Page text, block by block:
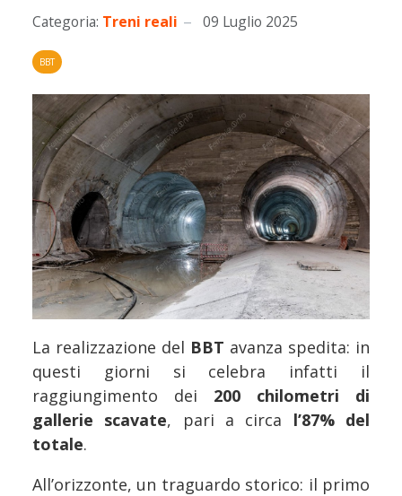
Categoria: Treni reali 09 Luglio 2025
BBT
La realizzazione del BBT avanza spedita: in
questi giorni si celebra infatti il
raggiungimento dei 200 chilometri di
gallerie scavate, pari a circa l’87% del
totale.
All’orizzonte, un traguardo storico: il primo